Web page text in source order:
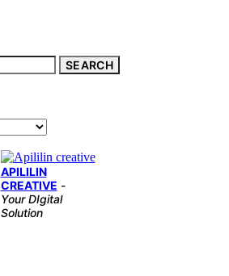
SEARCH
APILILIN
CREATIVE -
Your DIgital
Solution